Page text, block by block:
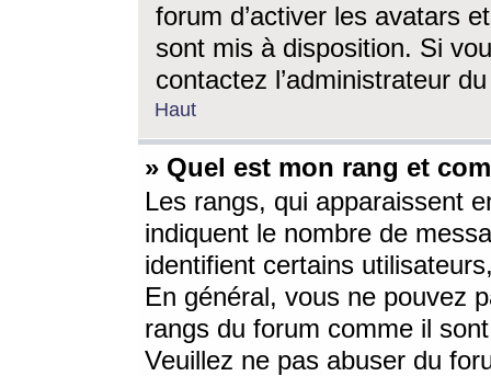
forum d’activer les avatars
sont mis à disposition. Si
contactez l’administrateur
Haut
» Quel est mon rang et
Les rangs, qui apparaissent
indiquent le nombre de
identifient certains
En général, vous ne pouvez
rangs du forum comme il
Veuillez ne pas abuser du